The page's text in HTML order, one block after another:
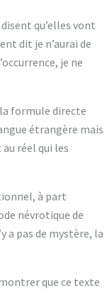
qu’elles vont
dit je n’aurai de
je ne
la formule directe
étrangère mais
réel qui les
à part
névrotique de
a pas de mystère, la
que ce texte